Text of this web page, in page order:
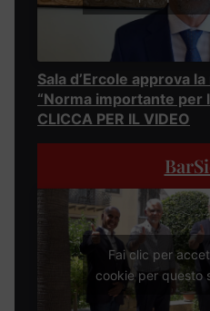
Sala d’Ercole approva
“Norma importante per
CLICCA PER IL VIDEO
Fai clic per
cookie per questo